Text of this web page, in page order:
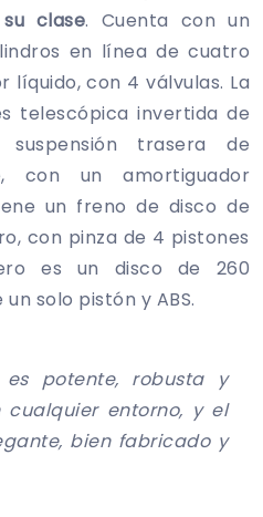
clase. Cuenta con un
en línea de cuatro
con 4 válvulas. La
telescópica invertida de
trasera de
con un amortiguador
un freno de disco de
con pinza de 4 pistones
es un disco de 260
solo pistón y ABS.
es potente, robusta y
entorno, y el
bien fabricado y